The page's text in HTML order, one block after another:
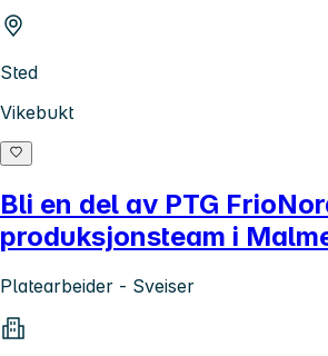
Sted
Vikebukt
Bli en del av PTG
produksjonsteam i
Platearbeider - Sveiser